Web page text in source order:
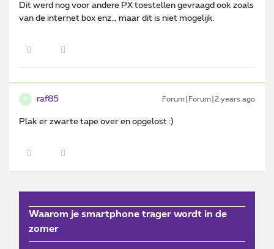
Dit werd nog voor andere PX toestellen gevraagd ook zoals
van de internet box enz… maar dit is niet mogelijk.
R raf85 Forum|Forum|2 years ago
Plak er zwarte tape over en opgelost :)
Waarom je smartphone trager wordt in de
zomer